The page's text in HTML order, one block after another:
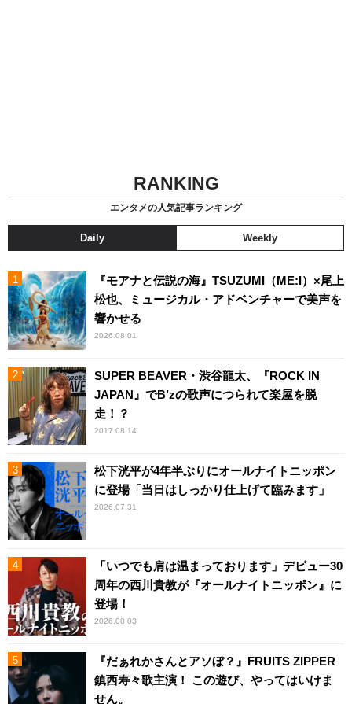
RANKING
エンタメの人気記事ランキング
Daily Weekly
『モアナと伝説の海』TSUZUMI（ME:I）×尾上
松也、ミュージカル・アドベンチャーで美声を
響かせる
2026.08.01
SUPER BEAVER・渋谷龍太、『ROCK IN
JAPAN』でB’zの歌声につられて楽屋を脱
走！？
2017.08.14
松下洸平が4年半ぶりにオールナイトニッポン
に登場「当日はしっかり仕上げて臨みます」
2026.07.31
「いつでも肩は温まっております」デビュー30
周年の西川貴教が『オールナイトニッポン』に
登場！
2026.08.03
『だぁれかさんとアソぼ？』FRUITS ZIPPER
鎮西寿々歌主演！ この遊び、やってはいけま
せん。